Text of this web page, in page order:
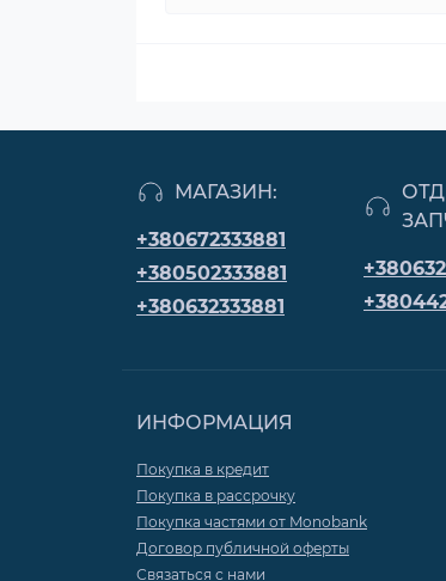
МАГАЗИН:
+380672333881
+380502333881
+380632333881
ИНФОРМАЦИЯ
Покупка в кредит
Покупка в рассрочку
Покупка частями от Monobank
Договор публичной оферты
Связаться с нами